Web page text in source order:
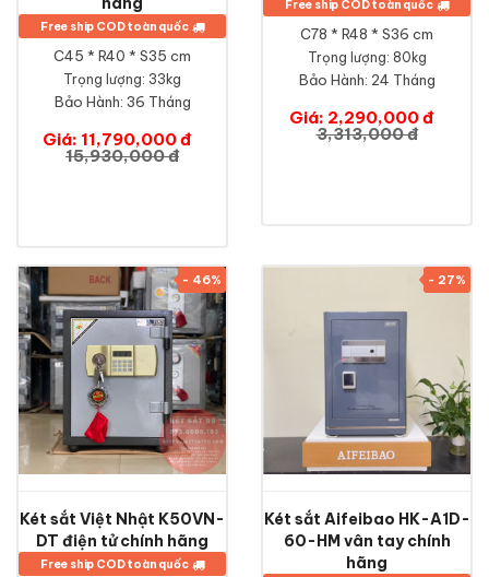
Free ship COD toàn quốc
C45 * R40 * S35 cm
Trọng lượng: 33kg
Bảo Hành: 36 Tháng
Giá: 11,790,000 đ
15,930,000 đ
Free ship COD toàn quốc
C78 * R48 * S36 cm
Trọng lượng: 80kg
Bảo Hành: 24 Tháng
Giá: 2,290,000 đ
3,313,000 đ
- 46%
Két sắt Việt Nhật K50VN-
DT điện tử chính hãng
Free ship COD toàn quốc
- 27%
Két sắt Aifeibao HK-A1D-
60-HM vân tay chính
hãng